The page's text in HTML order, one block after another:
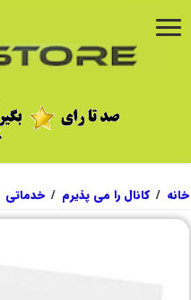
خانه / کانال را می پذیرم / خدماتی